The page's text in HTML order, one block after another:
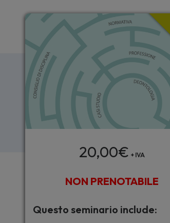
20,00€ + IVA
NON PRENOTABILE
Questo seminario include: